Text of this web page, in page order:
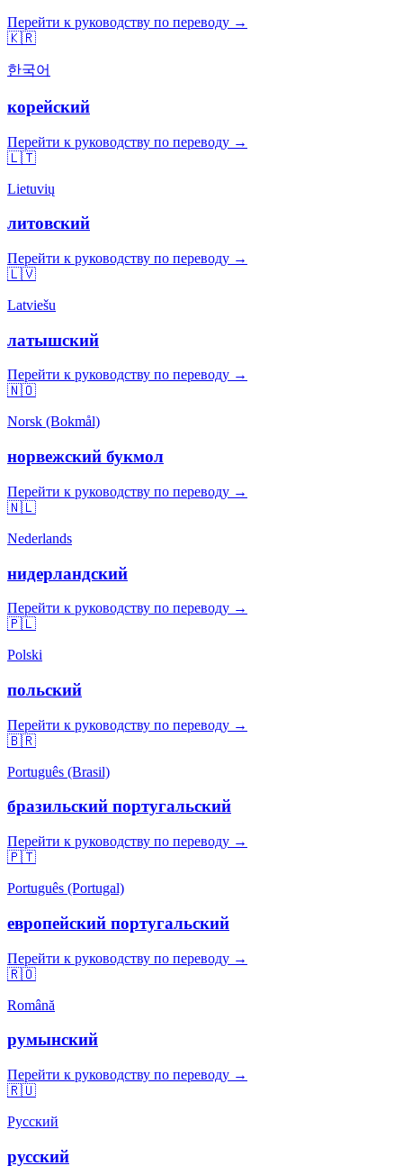
Перейти к руководству по переводу →
🇰🇷
한국어
корейский
Перейти к руководству по переводу →
🇱🇹
Lietuvių
литовский
Перейти к руководству по переводу →
🇱🇻
Latviešu
латышский
Перейти к руководству по переводу →
🇳🇴
Norsk (Bokmål)
норвежский букмол
Перейти к руководству по переводу →
🇳🇱
Nederlands
нидерландский
Перейти к руководству по переводу →
🇵🇱
Polski
польский
Перейти к руководству по переводу →
🇧🇷
Português (Brasil)
бразильский португальский
Перейти к руководству по переводу →
🇵🇹
Português (Portugal)
европейский португальский
Перейти к руководству по переводу →
🇷🇴
Română
румынский
Перейти к руководству по переводу →
🇷🇺
Русский
русский